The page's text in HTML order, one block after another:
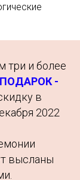
три и более
ПОДАРОК -
в
2022
высланы